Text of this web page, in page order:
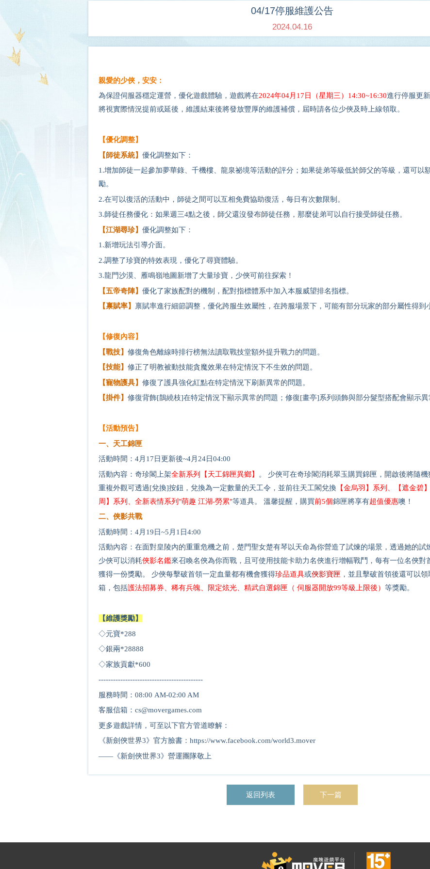
04/17停服維護公告
2024.04.16
親愛的少俠，安安：
為保證伺服器穩定運營，優化遊戲體驗 ， 遊戲將在2024年04月 17 日（星期三） 14:30~16:30進行停服更
將視實際情況提前或延後，維護結束後將發放豐厚的維護補償，屆時請各位少俠及時上線領取。
【優化調整】
【師徒系統】 優化調整如下：
1.增加師徒一起參加夢華錄、千機樓、龍泉祕境等活動的評分；如果徒弟等級低於師父的等級，還可以
勵。
2.在可以復活的活動中，師徒之間可以互相免費協助復活，每日有次數限制。
3.師徒任務優化：如果週三4點之後，師父還沒發布師徒任務，那麼徒弟可以自行接受師徒任務。
【江湖尋珍】 優化調整如下：
1.新增玩法引導介面。
2.調整了珍寶的特效表現，優化了尋寶體驗。
3.龍門沙漠、雁鳴嶺地圖新增了大量珍寶，少俠可前往探索！
【五帝奇陣】 優化了家族配對的機制，配對指標體系中加入本服威望排名指標。
【禀賦率】 禀賦率進行細節調整，優化跨服生效屬性，在跨服場景下，可能有部分玩家的部分屬性得到
【修復內容】
【戰技】 修復角色離線時排行榜無法讀取戰技堂額外提升戰力的問題。
【技能】 修正了明教被動技能貪魔效果在特定情況下不生效的問題。
【寵物護具】 修復了護具強化紅點在特定情況下刷新異常的問題。
【掛件】 修復背飾[鵲繞枝]在特定情況下顯示異常的問題；修復[畫亭]系列頭飾與部分髮型搭配會顯示異
【活動預告】
一、天工錦匣
活動時間：4月17日更新後~4月24日04:00
活動內容：奇珍閣上架全新系列【天工錦匣異鄉】
。 少俠可在奇珍閣消耗翠玉購買錦匣，開啟後將隨機
重複外觀可透過[兌換]按鈕，兌換為一定數量的天工令，並前往天工閣兌換 【金烏羽】系列、【遮金碧
周 】系列、全新表情系列"萌趣 江湖-勞累"等道具。 溫馨提醒，購買前5個錦匣將享有超值優惠噢！
二、俠影共戰
活動時間：4月19日~5月1日4:00
活動內容：在面對皇陵內的重重危機之前，楚門聖女楚有琴以天命為你營造了試煉的場景，透過她的試
少俠可以消耗俠影名鑑來召喚名俠為你而戰，且可使用技能卡助力名俠進行增幅戰鬥，每有一位名俠對
獲得一份獎勵。 少俠每擊破首領一定血量都有機會獲得珍品道具或俠影寶匣 ，並且擊破首領後還可以
箱，包括護法招募券、稀有兵魄、限定炫光、精武自選錦匣（ 伺服器開放99等級上限後） 等獎勵。
【維護獎勵】
◇元寶*288
◇銀兩*28888
◇家族貢獻*600
-------------------------------------------
服務時間：08:00 AM-02:00 AM
客服信箱：cs@movergames.com
更多遊戲詳情，可至以下官方管道瞭解：
《新劍俠世界3》官方臉書：https://www.facebook.com/world3.mover
——《新劍俠世界3》營運團隊敬上
返回列表 下一篇